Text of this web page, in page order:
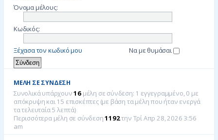
Όνομα μέλους:
Κωδικός:
Ξέχασα τον κωδικό μου Να με θυμάσαι
ΜΈΛΗ ΣΕ ΣΎΝΔΕΣΗ
Συνολικά υπάρχουν16 μέλη σε σύνδεση: 1 εγγεγραμμένο, 0 με
απόκρυψη και 15 επισκέπτες (με βάση τα μέλη που ήταν ενεργά
τα τελευταία 5 λεπτά)
Περισσότερα μέλη σε σύνδεση1192την Τρί Απρ 28, 2026 3:56
am